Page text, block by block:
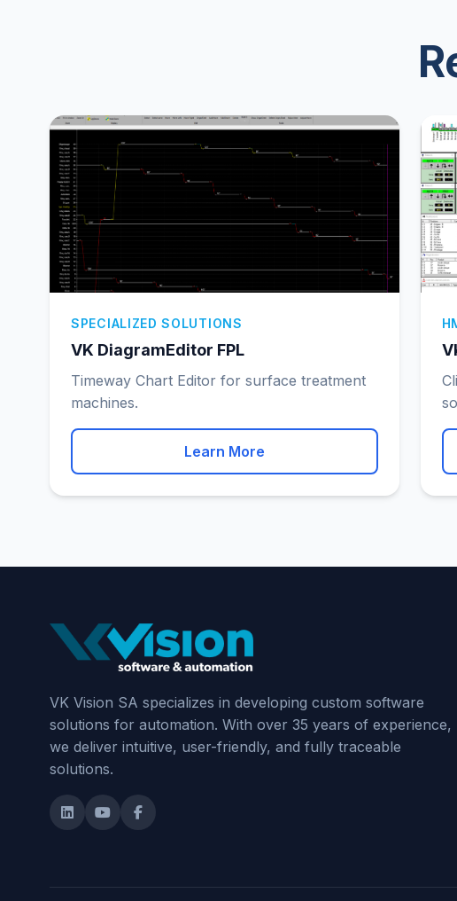
SPECIALIZED SOLUTIONS
VK DiagramEditor FPL
Timeway Chart Editor for surface treatment
machines.
Learn More
VK Vision SA specializes in developing custom software
solutions for automation. With over 35 years of experience,
we deliver intuitive, user-friendly, and fully traceable
solutions.